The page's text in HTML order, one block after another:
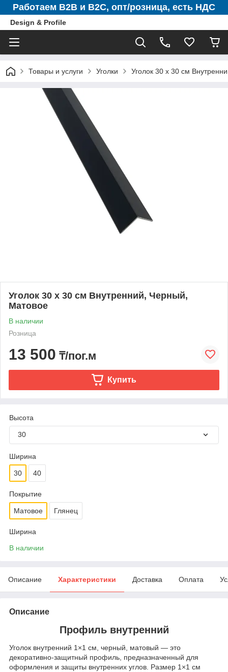
Работаем B2B и B2C, опт/розница, есть НДС
Design & Profile
Товары и услуги Уголки Уголок 30 х 30 см
Уголок 30 х 30 см Внутренний, Черный,
Матовое
В наличии
Розница
13 500 ₸/пог.м
Купить
Высота
30
Ширина
30 40
Покрытие
Матовое Глянец
Ширина
В наличии
Описание Характеристики Доставка Оплата
Описание
Профиль внутренний
Уголок внутренний 1×1 см, черный, матовый — это
декоративно‑защитный профиль, предназначенный для
оформления и защиты внутренних углов. Размер 1×1 см